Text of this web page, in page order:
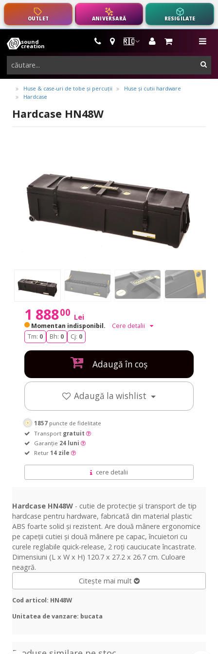
OUTLET ANIVERSARĂ RESIGILATE
🇷🇴
sound
creation
instrumente
muzicale,
echipamente
pro-
audio
Huse & case-uri de tobe și percuții
Huse și cutii hardware
Hardcase
Hardcase HN48W
1 88800 Lei
Momentan indisponibil.
Cere detalii
Tm: 0 Bh: 0 Cj: 0
Adaugă în coș
Adaugă la wishlist
1857 puncte de fidelitate
Transport gratuit
Garanție 24 luni
Retur 14 zile
cere detalii
Hardcase HN48W - cutie de protecție și transport de tip
hardcase pentru hardware, fabricată din material plastic
ABS foarte solid și rezistent. Are două mânere ergonomice
pe capeții cutiei și două mânere pe capac, încuietori cu
curele reglabile quick-release, 2 roți cauciucate încastrate.
Dimensiuni (L x W x H) 120.7 x 27.2 x 26.7 cm. Culoare
neagră.
Citește mai mult
Cod articol: HN48W
Unitatea de vanzare: bucata